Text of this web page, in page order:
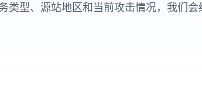
类型、源站地区和当前攻击情况，我们